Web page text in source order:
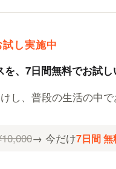
し実施中
、7日間無料でお試し
し、普段の生活の中で
→ 今だけ7日間 無